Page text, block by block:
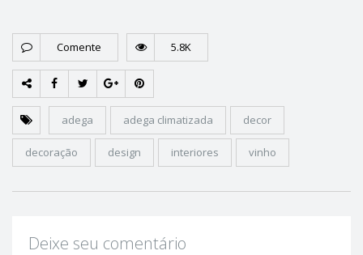
Comente 5.8K
adega adega climatizada decor
decoração design interiores vinho
Deixe seu comentário